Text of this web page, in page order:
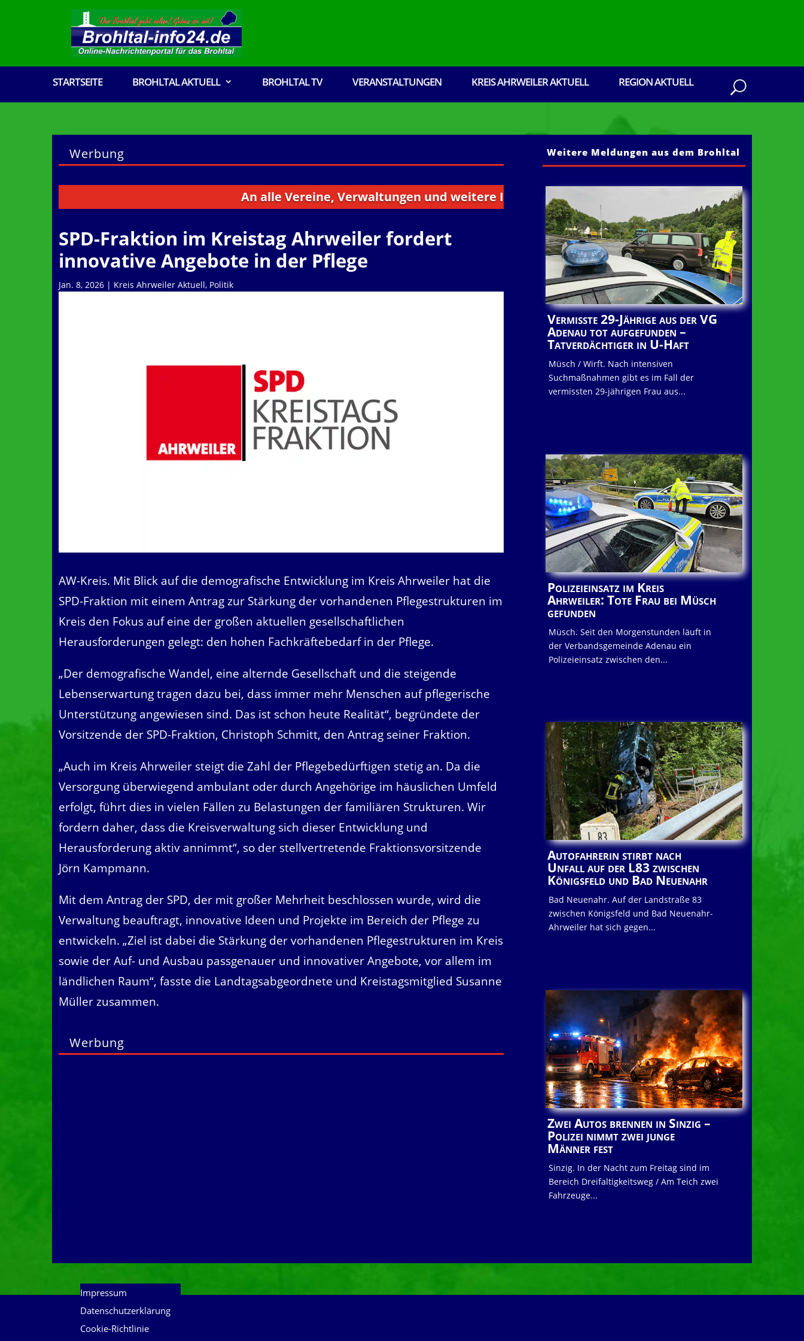
STARTSEITE BROHLTAL AKTUELL BROHLTAL TV VERANSTALTUNGEN KREIS AHRWEILER AKTUELL REGION AKTUELL
Werbung
An alle Vereine, Verwaltungen und weitere Institutionen aus dem Brohltal: Senden Sie ihre
SPD-Fraktion im Kreistag Ahrweiler fordert
innovative Angebote in der Pflege
Jan. 8, 2026 | Kreis Ahrweiler Aktuell, Politik
AW-Kreis. Mit Blick auf die demografische Entwicklung im Kreis Ahrweiler hat die
SPD-Fraktion mit einem Antrag zur Stärkung der vorhandenen Pflegestrukturen im
Kreis den Fokus auf eine der großen aktuellen gesellschaftlichen
Herausforderungen gelegt: den hohen Fachkräftebedarf in der Pflege.
„Der demografische Wandel, eine alternde Gesellschaft und die steigende
Lebenserwartung tragen dazu bei, dass immer mehr Menschen auf pflegerische
Unterstützung angewiesen sind. Das ist schon heute Realität“, begründete der
Vorsitzende der SPD-Fraktion, Christoph Schmitt, den Antrag seiner Fraktion.
„Auch im Kreis Ahrweiler steigt die Zahl der Pflegebedürftigen stetig an. Da die
Versorgung überwiegend ambulant oder durch Angehörige im häuslichen Umfeld
erfolgt, führt dies in vielen Fällen zu Belastungen der familiären Strukturen. Wir
fordern daher, dass die Kreisverwaltung sich dieser Entwicklung und
Herausforderung aktiv annimmt“, so der stellvertretende Fraktionsvorsitzende
Jörn Kampmann.
Mit dem Antrag der SPD, der mit großer Mehrheit beschlossen wurde, wird die
Verwaltung beauftragt, innovative Ideen und Projekte im Bereich der Pflege zu
entwickeln. „Ziel ist dabei die Stärkung der vorhandenen Pflegestrukturen im Kreis
sowie der Auf- und Ausbau passgenauer und innovativer Angebote, vor allem im
ländlichen Raum“, fasste die Landtagsabgeordnete und Kreistagsmitglied Susanne
Müller zusammen.
Werbung
Weitere Meldungen aus dem Brohltal
Vermisste 29-Jährige aus der VG
Adenau tot aufgefunden –
Tatverdächtiger in U-Haft
Müsch / Wirft. Nach intensiven
Suchmaßnahmen gibt es im Fall der
vermissten 29-jährigen Frau aus...
Polizeieinsatz im Kreis
Ahrweiler: Tote Frau bei Müsch
gefunden
Müsch. Seit den Morgenstunden läuft in
der Verbandsgemeinde Adenau ein
Polizeieinsatz zwischen den...
Autofahrerin stirbt nach
Unfall auf der L83 zwischen
Königsfeld und Bad Neuenahr
Bad Neuenahr. Auf der Landstraße 83
zwischen Königsfeld und Bad Neuenahr-
Ahrweiler hat sich gegen...
Zwei Autos brennen in Sinzig –
Polizei nimmt zwei junge
Männer fest
Sinzig. In der Nacht zum Freitag sind im
Bereich Dreifaltigkeitsweg / Am Teich zwei
Fahrzeuge...
Impressum
Datenschutzerklärung
Cookie-Richtlinie